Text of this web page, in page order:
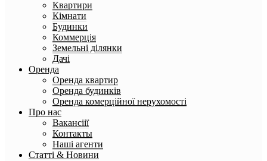
Квартири
Кімнати
Будинки
Коммерція
Земельні ділянки
Дачі
Оренда
Оренда квартир
Оренда будинків
Оренда комерційної нерухомості
Про нас
Вакансіії
Контакты
Наші агенти
Статті & Новини